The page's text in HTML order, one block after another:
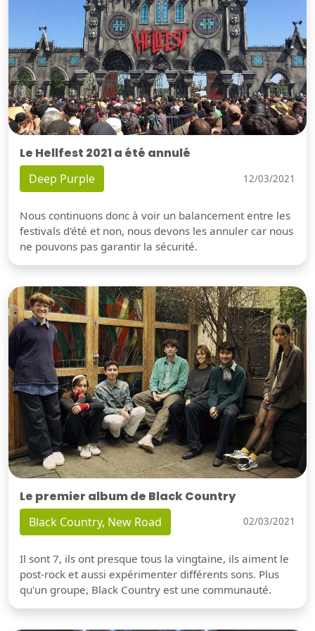
Le Hellfest 2021 a été annulé
Deep Purple 12/03/2021
Nous continuons donc à voir un balancement entre les
festivals d'été et non, nous devons les annuler car nous
ne pouvons pas garantir la sécurité.
Le premier album de Black Country
Black Country, New Road 02/03/2021
Il sont 7, ils ont presque tous la vingtaine, ils aiment le
post-rock et aussi expérimenter différents sons. Plus
qu'un groupe, Black Country est une communauté.